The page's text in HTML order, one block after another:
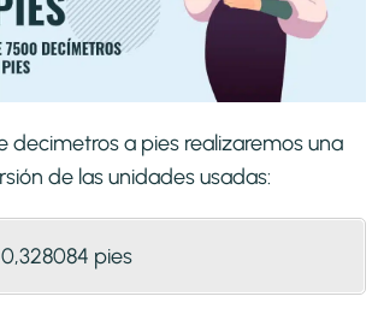
decimetros a pies realizaremos una
de las unidades usadas:
pies